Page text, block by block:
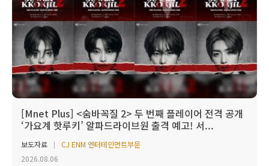
[Mnet Plus] <숨바꼭질 2> 두 번째 플레이어 전격 공개
‘가요계 핫루키’ 알파드라이브원 출격 예고! 서...
보도자료
CJ ENM 엔터테인먼트부문
2026.08.06